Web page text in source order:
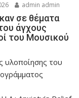
admin admin
σε θέματα
άγχους
του Μουσικού
υλοποίησης του